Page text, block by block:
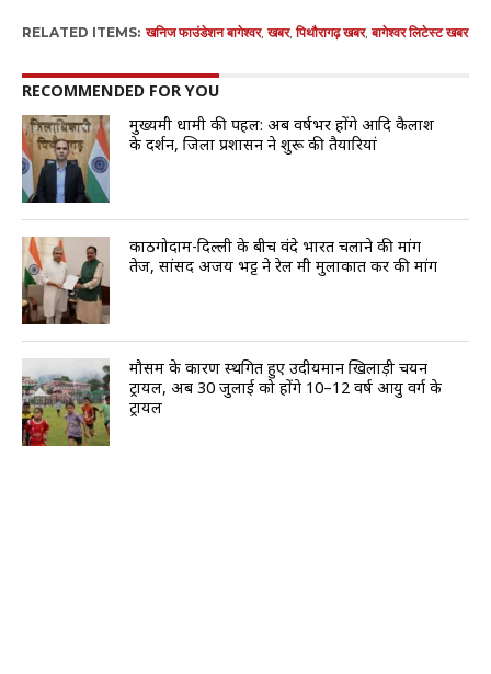
RELATED ITEMS: खनिज फाउंडेशन बागेश्वर,खबर,पिथौरागढ़ खबर,बागेश्वर लिटेस्ट खबर
RECOMMENDED FOR YOU
मुख्यमंत्री धामी की पहल: अब वर्षभर होंगे आदि कैलाश
के दर्शन, जिला प्रशासन ने शुरू की तैयारियां
काठगोदाम-दिल्ली के बीच वंदे भारत चलाने की मांग
तेज, सांसद अजय भट्ट ने रेल मंत्री मुलाकात कर की मांग
मौसम के कारण स्थगित हुए उदीयमान खिलाड़ी चयन
ट्रायल, अब 30 जुलाई को होंगे 10–12 वर्ष आयु वर्ग के
ट्रायल